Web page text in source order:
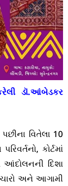
ડૉ.આંબેડકર
વિતેલા 10
કોર્ટમાં
આંદોલનની દિશા
અને આગામી